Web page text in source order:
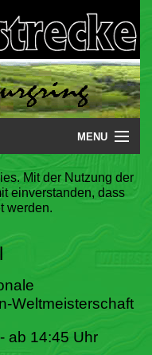
MENU
Mit der Nutzung der
einverstanden, dass
werden.
Weltmeisterschaft
ab 14:45 Uhr